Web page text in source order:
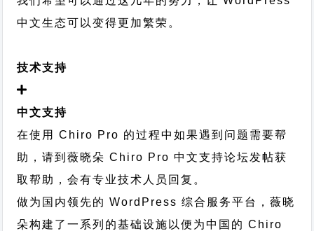
中文生态可以变得更加繁荣。
技术支持
中文支持
在使用 Chiro Pro 的过程中如果遇到问题需要帮
助，请到薇晓朵 Chiro Pro 中文支持论坛发帖获
取帮助，会有专业技术人员回复。
做为国内领先的 WordPress 综合服务平台，薇晓
朵构建了一系列的基础设施以便为中国的 Chiro